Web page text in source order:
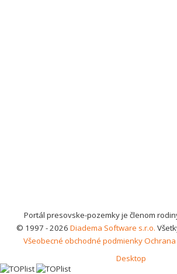
Portál presovske-pozemky je členom
© 1997 - 2026 Diadema Software s.r.o.
Všeobecné obchodné podmienky
Desktop